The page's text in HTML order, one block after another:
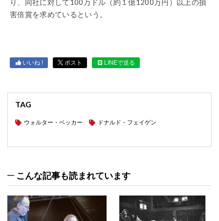
害倍賞を求めているという。
いいね ! ポスト LINEで送る
TAG
ウォルター・ベッカー ドナルド・フェイゲン
こんな記事も読まれています